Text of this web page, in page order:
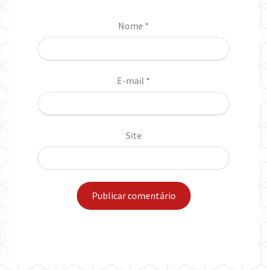
Nome *
E-mail *
Site